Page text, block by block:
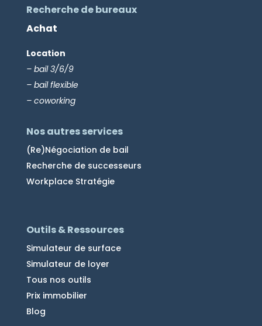
Recherche de bureaux
Achat
Location
– bail 3/6/9
– bail flexible
– coworking
Nos autres services
(Re)Négociation de bail
Recherche de successeurs
Workplace Stratégie
Outils & Ressources
Simulateur de surface
Simulateur de loyer
Tous nos outils
Prix immobilier
Blog